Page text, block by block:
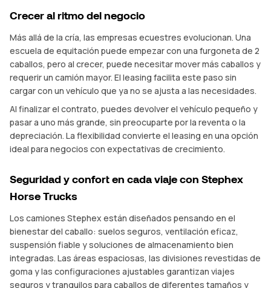
Crecer al ritmo del negocio
Más allá de la cría, las empresas ecuestres evolucionan. Una
escuela de equitación puede empezar con una furgoneta de 2
caballos, pero al crecer, puede necesitar mover más caballos y
requerir un camión mayor. El leasing facilita este paso sin
cargar con un vehículo que ya no se ajusta a las necesidades.
Al finalizar el contrato, puedes devolver el vehículo pequeño y
pasar a uno más grande, sin preocuparte por la reventa o la
depreciación. La flexibilidad convierte el leasing en una opción
ideal para negocios con expectativas de crecimiento.
Seguridad y confort en cada viaje con Stephex
Horse Trucks
Los camiones Stephex están diseñados pensando en el
bienestar del caballo: suelos seguros, ventilación eficaz,
suspensión fiable y soluciones de almacenamiento bien
integradas. Las áreas espaciosas, las divisiones revestidas de
goma y las configuraciones ajustables garantizan viajes
seguros y tranquilos para caballos de diferentes tamaños y